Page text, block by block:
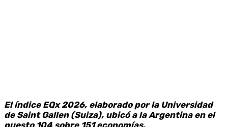
El índice EQx 2026, elaborado por la Universidad
de Saint Gallen (Suiza), ubicó a la Argentina en el